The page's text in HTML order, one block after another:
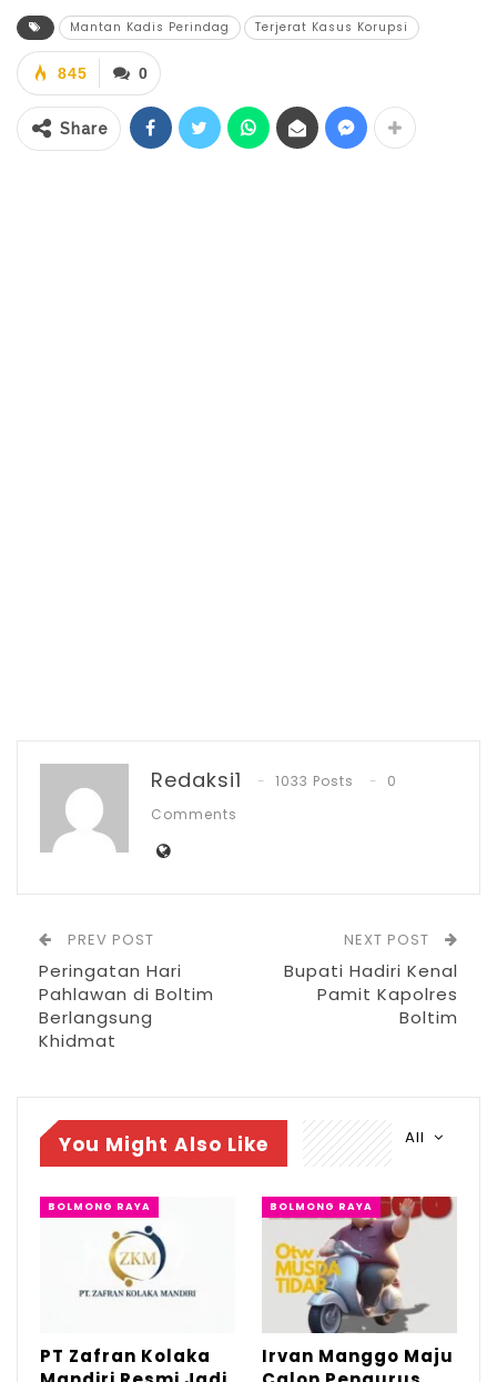
penyerahan tersangka ML bersama
barang bukti perkara tindak pidana korupsi.
Kajari Kotamobagu menerima penyerahan
berkas tindak pidana korupsi yang
korupsi.
Tersangka oleh Pidsus Kejari kemudian
terhitung mulai 18 November hingga 8
Desember 2021.
RELATED POSTS
Daerah TIDAR…
Apr 22, 2026
DLH Kotamobagu Tegaskan Area Parkir
Pasar 23 Maret…
Mantan Kadis Perindag Terjerat Kasus Korupsi
0
845
Share
Redaksi1 1033 Posts
0
Comments
PREV POST
Peringatan Hari
Pahlawan di Boltim
Berlangsung
Khidmat
NEXT POST
Bupati Hadiri Kenal
Pamit Kapolres
Boltim
All
You Might Also Like
BOLMONG RAYA
PT Zafran Kolaka
BOLMONG RAYA
Irvan Manggo Maju